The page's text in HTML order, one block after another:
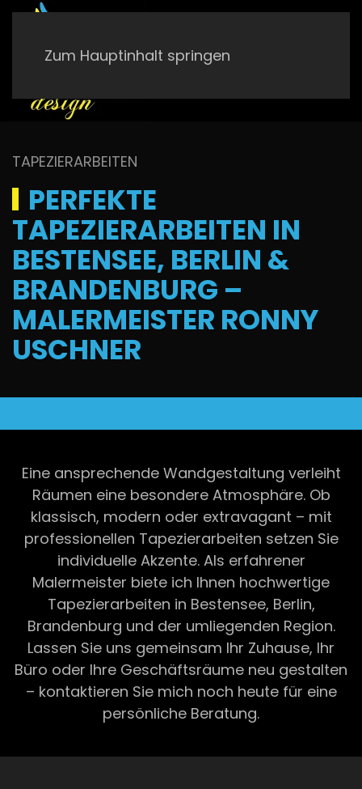
Zum Hauptinhalt springen
TAPEZIERARBEITEN
PERFEKTE
TAPEZIERARBEITEN IN
BESTENSEE, BERLIN &
BRANDENBURG –
MALERMEISTER RONNY
USCHNER
Eine ansprechende Wandgestaltung verleiht
Räumen eine besondere Atmosphäre. Ob
klassisch, modern oder extravagant – mit
professionellen Tapezierarbeiten setzen Sie
individuelle Akzente. Als erfahrener
Malermeister biete ich Ihnen hochwertige
Tapezierarbeiten in Bestensee, Berlin,
Brandenburg und der umliegenden Region.
Lassen Sie uns gemeinsam Ihr Zuhause, Ihr
Büro oder Ihre Geschäftsräume neu gestalten
– kontaktieren Sie mich noch heute für eine
persönliche Beratung.